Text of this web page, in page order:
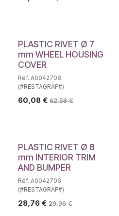
PLASTIC RIVET Ø 7
mm WHEEL HOUSING
COVER
Réf. A0042708
(#RESTAGRAF#)
60,08€ 62,58€
PLASTIC RIVET Ø 8
mm INTERIOR TRIM
AND BUMPER
Réf. A0042706
(#RESTAGRAF#)
28,76€ 29,96€